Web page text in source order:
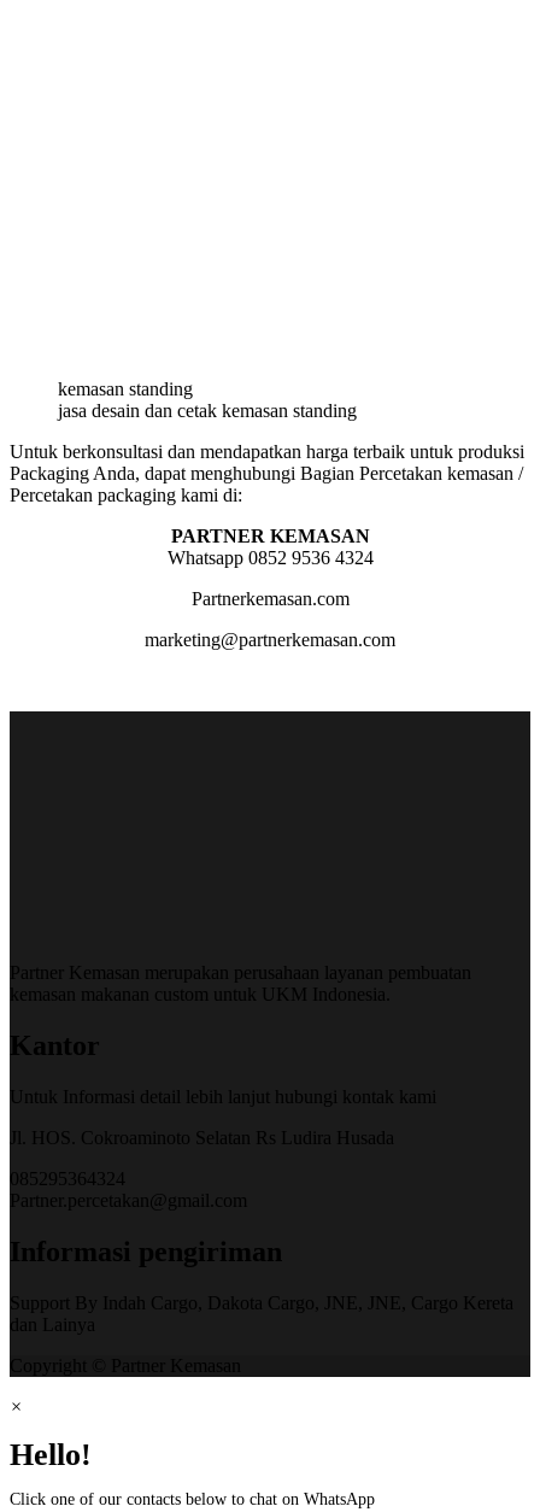
kemasan standing
jasa desain dan cetak kemasan standing
Untuk berkonsultasi dan mendapatkan harga terbaik untuk produksi
Packaging Anda, dapat menghubungi Bagian Percetakan kemasan /
Percetakan packaging kami di:
PARTNER KEMASAN
Whatsapp 0852 9536 4324
Partnerkemasan.com
marketing@partnerkemasan.com
Partner Kemasan merupakan perusahaan layanan pembuatan
kemasan makanan custom untuk UKM Indonesia.
Kantor
Untuk Informasi detail lebih lanjut hubungi kontak kami
Jl. HOS. Cokroaminoto Selatan Rs Ludira Husada
085295364324
Partner.percetakan@gmail.com
Informasi pengiriman
Support By Indah Cargo, Dakota Cargo, JNE, JNE, Cargo Kereta
dan Lainya
Copyright © Partner Kemasan
×
Hello!
Click one of our contacts below to chat on WhatsApp